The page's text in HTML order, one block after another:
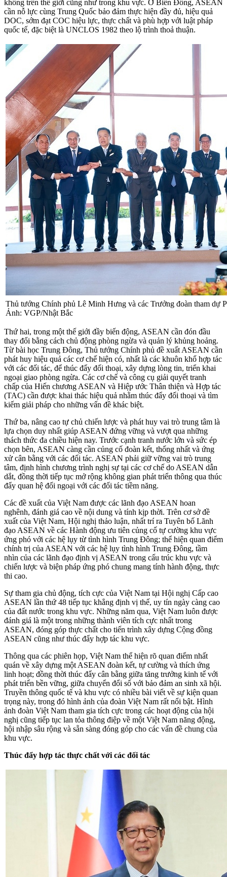
không trên thế giới cũng như trong khu vực. Ở Biển Đông, ASEAN
cần nỗ lực cùng Trung Quốc bảo đảm thực hiện đầy đủ, hiệu quả
DOC, sớm đạt COC hiệu lực, thực chất và phù hợp với luật pháp
quốc tế, đặc biệt là UNCLOS 1982 theo lộ trình thoả thuận.
Thủ tướng Chính phủ Lê Minh Hưng và các Trưởng đoàn tham dự
Ảnh: VGP/Nhật Bắc
Thứ hai, trong một thế giới đầy biến động, ASEAN cần đón đầu
thay đổi bằng cách chủ động phòng ngừa và quản lý khủng hoảng.
Từ bài học Trung Đông, Thủ tướng Chính phủ đề xuất ASEAN cần
phát huy hiệu quả các cơ chế hiện có, nhất là các khuôn khổ hợp tác
với các đối tác, để thúc đẩy đối thoại, xây dựng lòng tin, triển khai
ngoại giao phòng ngừa. Các cơ chế và công cụ giải quyết tranh
chấp của Hiến chương ASEAN và Hiệp ước Thân thiện và Hợp tác
(TAC) cần được khai thác hiệu quả nhằm thúc đẩy đối thoại và tìm
kiếm giải pháp cho những vấn đề khác biệt.
Thứ ba, nâng cao tự chủ chiến lược và phát huy vai trò trung tâm là
lựa chọn duy nhất giúp ASEAN đứng vững và vượt qua những
thách thức đa chiều hiện nay. Trước cạnh tranh nước lớn và sức ép
chọn bên, ASEAN càng cần củng cố đoàn kết, thống nhất và ứng
xử cân bằng với các đối tác. ASEAN phải giữ vững vai trò trung
tâm, định hình chương trình nghị sự tại các cơ chế do ASEAN dẫn
dắt, đồng thời tiếp tục mở rộng không gian phát triển thông qua thúc
đẩy quan hệ đối ngoại với các đối tác tiềm năng.
Các đề xuất của Việt Nam được các lãnh đạo ASEAN hoan
nghênh, đánh giá cao về nội dung và tính kịp thời. Trên cơ sở đề
xuất của Việt Nam, Hội nghị thảo luận, nhất trí ra Tuyên bố Lãnh
đạo ASEAN về các Hành động ưu tiên củng cố tự cường khu vực
ứng phó với các hệ lụy từ tình hình Trung Đông; thể hiện quan điểm
chính trị của ASEAN với các hệ lụy tình hình Trung Đông, tầm
nhìn của các lãnh đạo định vị ASEAN trong cấu trúc khu vực và
chiến lược và biện pháp ứng phó chung mang tính hành động, thực
thi cao.
Sự tham gia chủ động, tích cực của Việt Nam tại Hội nghị Cấp cao
ASEAN lần thứ 48 tiếp tục khẳng định vị thế, uy tín ngày càng cao
của đất nước trong khu vực. Những năm qua, Việt Nam luôn được
đánh giá là một trong những thành viên tích cực nhất trong
ASEAN, đóng góp thực chất cho tiến trình xây dựng Cộng đồng
ASEAN cũng như thúc đẩy hợp tác khu vực.
Thông qua các phiên họp, Việt Nam thể hiện rõ quan điểm nhất
quán về xây dựng một ASEAN đoàn kết, tự cường và thích ứng
linh hoạt; đồng thời thúc đẩy cân bằng giữa tăng trưởng kinh tế với
phát triển bền vững, giữa chuyển đổi số với bảo đảm an sinh xã hội.
Truyền thông quốc tế và khu vực có nhiều bài viết về sự kiện quan
trọng này, trong đó hình ảnh của đoàn Việt Nam rất nổi bật. Hình
ảnh đoàn Việt Nam tham gia tích cực trong các hoạt động của hội
nghị cũng tiếp tục lan tỏa thông điệp về một Việt Nam năng động,
hội nhập sâu rộng và sẵn sàng đóng góp cho các vấn đề chung của
khu vực.
Thúc đẩy hợp tác thực chất với các đối tác